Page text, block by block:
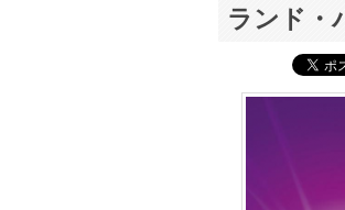
ランド・